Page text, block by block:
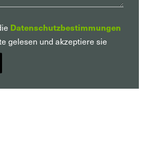
Datenschutzbestimmungen
gelesen und akzeptiere sie